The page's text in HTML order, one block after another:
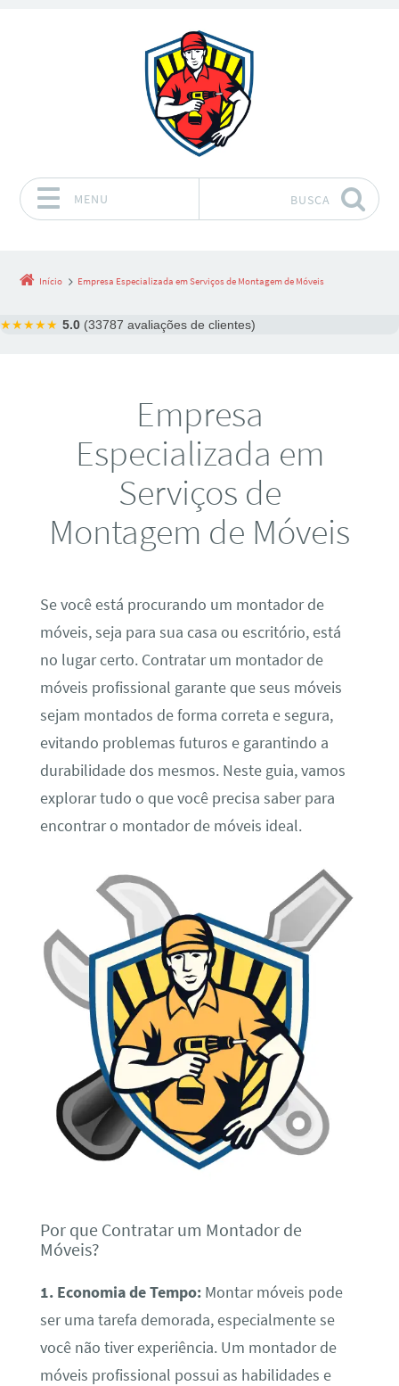
MENU BUSCA
Início Empresa Especializada em Serviços de Montagem de Móveis
★★★★★ 5.0 (33787 avaliações de clientes)
Empresa
Especializada em
Serviços de
Montagem de Móveis
Se você está procurando um montador de
móveis, seja para sua casa ou escritório, está
no lugar certo. Contratar um montador de
móveis profissional garante que seus móveis
sejam montados de forma correta e segura,
evitando problemas futuros e garantindo a
durabilidade dos mesmos. Neste guia, vamos
explorar tudo o que você precisa saber para
encontrar o montador de móveis ideal.
Por que Contratar um Montador de
Móveis?
1. Economia de Tempo:Montar móveis pode
ser uma tarefa demorada, especialmente se
você não tiver experiência. Um montador de
móveis profissional possui as habilidades e